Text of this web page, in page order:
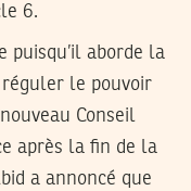
6.
puisqu’il aborde la
réguler le pouvoir
Conseil
après la fin de la
a annoncé que